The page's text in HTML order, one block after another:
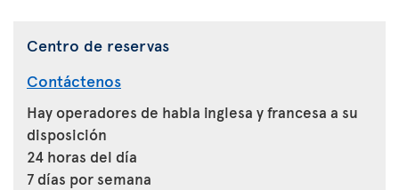
Centro de reservas
Contáctenos
Hay operadores de habla inglesa y francesa a su
disposición
24 horas del día
7 días por semana